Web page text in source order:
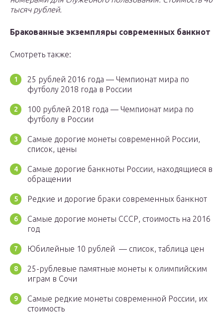
тысяч рублей.
Бракованные экземпляры современных банкнот
Смотреть также:
25 рублей 2016 года — Чемпионат мира по
футболу 2018 года в России
100 рублей 2018 года — Чемпионат мира по
футболу в России
Самые дорогие монеты современной России,
список, цены
Самые дорогие банкноты России, находящиеся в
обращении
Редкие и дорогие браки современных банкнот
Самые дорогие монеты СССР, стоимость на 2016
год
Юбилейные 10 рублей — список, таблица цен
25-рублевые памятные монеты к олимпийским
играм в Сочи
Самые редкие монеты современной России, их
стоимость